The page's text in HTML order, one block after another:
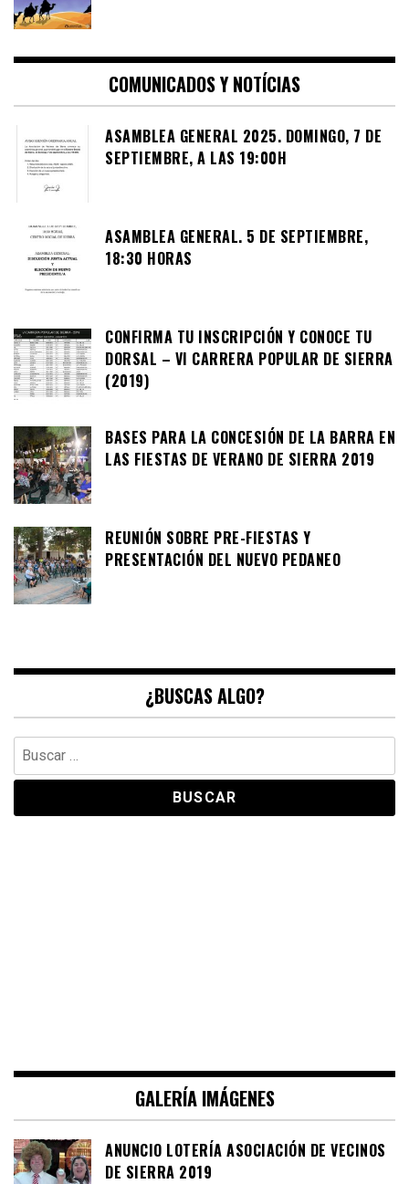
COMUNICADOS Y NOTÍCIAS
ASAMBLEA GENERAL 2025. DOMINGO, 7 DE
SEPTIEMBRE, A LAS 19:00H
ASAMBLEA GENERAL. 5 DE SEPTIEMBRE,
18:30 HORAS
CONFIRMA TU INSCRIPCIÓN Y CONOCE TU
DORSAL – VI CARRERA POPULAR DE SIERRA
(2019)
BASES PARA LA CONCESIÓN DE LA BARRA EN
LAS FIESTAS DE VERANO DE SIERRA 2019
REUNIÓN SOBRE PRE-FIESTAS Y
PRESENTACIÓN DEL NUEVO PEDANEO
¿BUSCAS ALGO?
Buscar:
GALERÍA IMÁGENES
ANUNCIO LOTERÍA ASOCIACIÓN DE VECINOS
DE SIERRA 2019